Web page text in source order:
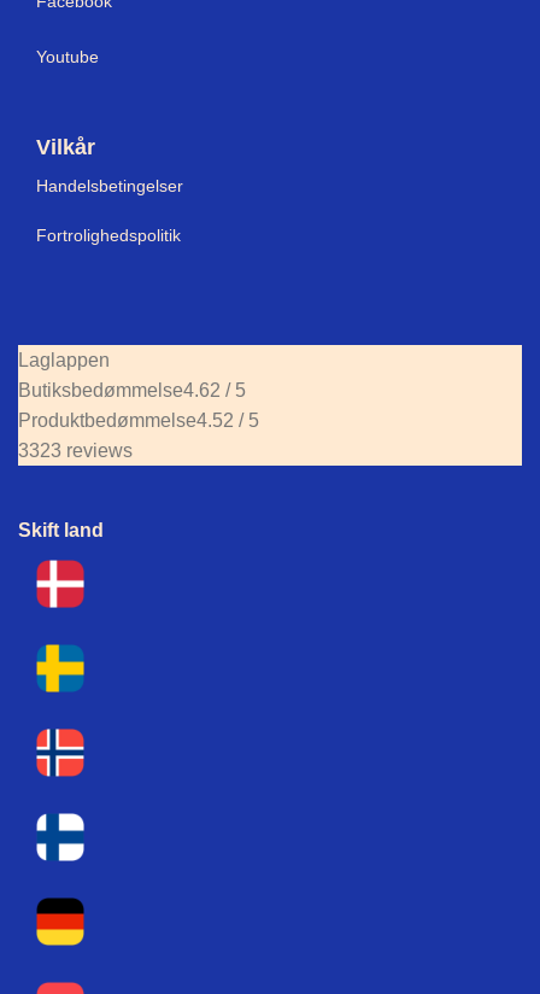
Youtube
Vilkår
Handelsbetingelser
Fortrolighedspolitik
Laglappen
Butiksbedømmelse4.62 / 5
Produktbedømmelse4.52 / 5
3323 reviews
Skift land